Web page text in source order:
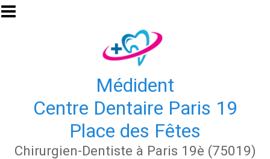
Aller au contenu principal
Médident
Centre Dentaire Paris 19
Place des Fêtes
Chirurgien-Dentiste à Paris 19è (75019)